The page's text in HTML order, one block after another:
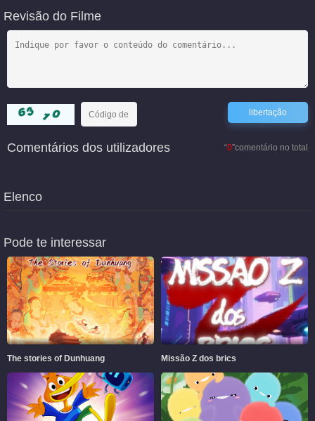
Revisão do Filme
“0”comentário no total
Comentários dos utilizadores
Elenco
Pode te interessar
The stories of Dunhuang Missão Z dos brics